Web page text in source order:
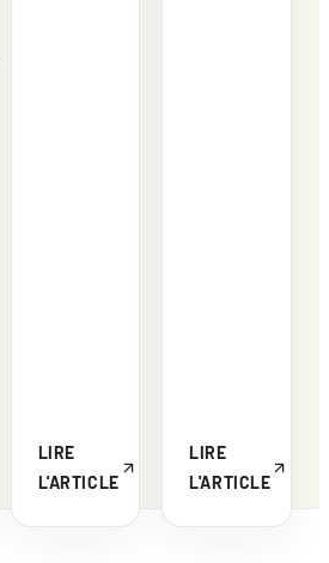
LIRE
L'ARTICLE
LIRE
L'ARTICLE